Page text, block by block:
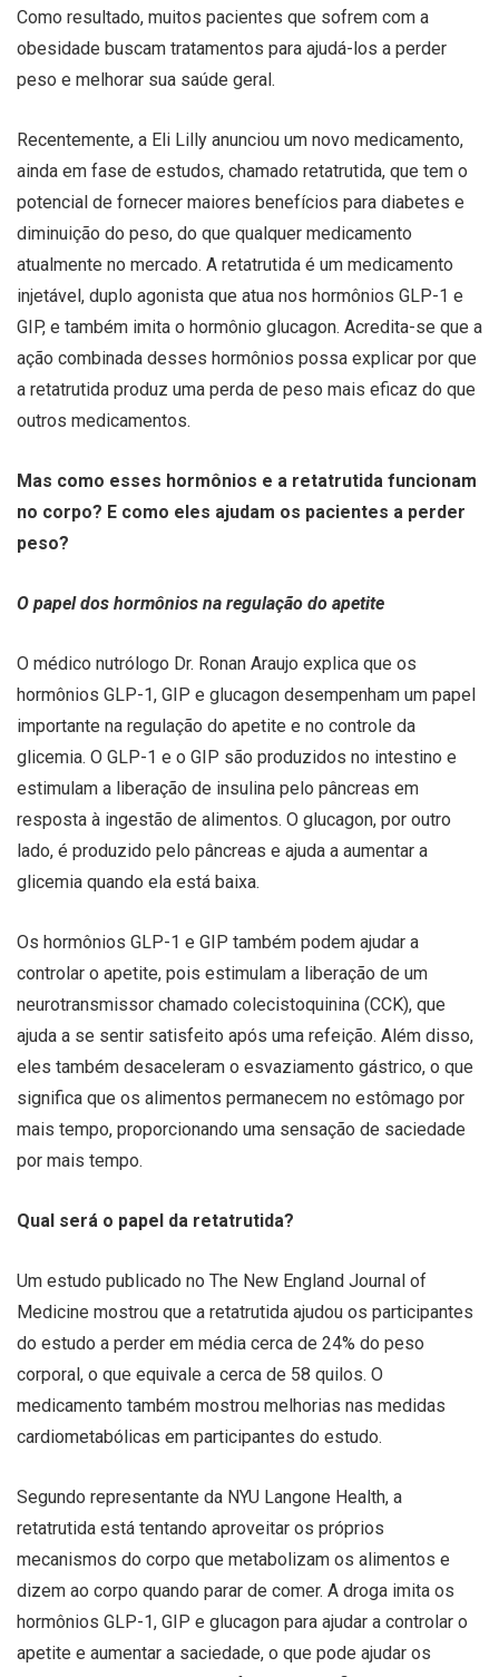
Como resultado, muitos pacientes que sofrem com a
obesidade buscam tratamentos para ajudá-los a perder
peso e melhorar sua saúde geral.
Recentemente, a Eli Lilly anunciou um novo medicamento,
ainda em fase de estudos, chamado retatrutida, que tem o
potencial de fornecer maiores benefícios para diabetes e
diminuição do peso, do que qualquer medicamento
atualmente no mercado. A retatrutida é um medicamento
injetável, duplo agonista que atua nos hormônios GLP-1 e
GIP, e também imita o hormônio glucagon. Acredita-se que a
ação combinada desses hormônios possa explicar por que
a retatrutida produz uma perda de peso mais eficaz do que
outros medicamentos.
Mas como esses hormônios e a retatrutida funcionam
no corpo? E como eles ajudam os pacientes a perder
peso?
O papel dos hormônios na regulação do apetite
O médico nutrólogo Dr. Ronan Araujo explica que os
hormônios GLP-1, GIP e glucagon desempenham um papel
importante na regulação do apetite e no controle da
glicemia. O GLP-1 e o GIP são produzidos no intestino e
estimulam a liberação de insulina pelo pâncreas em
resposta à ingestão de alimentos. O glucagon, por outro
lado, é produzido pelo pâncreas e ajuda a aumentar a
glicemia quando ela está baixa.
Os hormônios GLP-1 e GIP também podem ajudar a
controlar o apetite, pois estimulam a liberação de um
neurotransmissor chamado colecistoquinina (CCK), que
ajuda a se sentir satisfeito após uma refeição. Além disso,
eles também desaceleram o esvaziamento gástrico, o que
significa que os alimentos permanecem no estômago por
mais tempo, proporcionando uma sensação de saciedade
por mais tempo.
Qual será o papel da retatrutida?
Um estudo publicado no The New England Journal of
Medicine mostrou que a retatrutida ajudou os participantes
do estudo a perder em média cerca de 24% do peso
corporal, o que equivale a cerca de 58 quilos. O
medicamento também mostrou melhorias nas medidas
cardiometabólicas em participantes do estudo.
Segundo representante da NYU Langone Health, a
retatrutida está tentando aproveitar os próprios
mecanismos do corpo que metabolizam os alimentos e
dizem ao corpo quando parar de comer. A droga imita os
hormônios GLP-1, GIP e glucagon para ajudar a controlar o
apetite e aumentar a saciedade, o que pode ajudar os